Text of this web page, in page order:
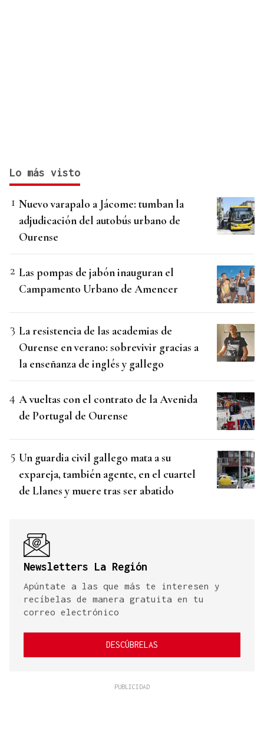
Lo más visto
Nuevo varapalo a Jácome: tumban la
adjudicación del autobús urbano de
Ourense
Las pompas de jabón inauguran el
Campamento Urbano de Amencer
La resistencia de las academias de
Ourense en verano: sobrevivir gracias a
la enseñanza de inglés y gallego
A vueltas con el contrato de la Avenida
de Portugal de Ourense
Un guardia civil gallego mata a su
expareja, también agente, en el cuartel
de Llanes y muere tras ser abatido
Newsletters La Región
Apúntate a las que más te interesen y
recíbelas de manera gratuita en tu
correo electrónico
DESCÚBRELAS